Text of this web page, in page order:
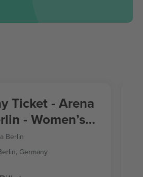
Ticket - Arena
- Women’s
World
Berlin
Germany